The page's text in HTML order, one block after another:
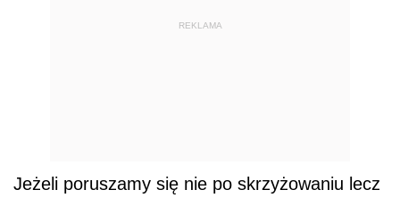
REKLAMA
Jeżeli poruszamy się nie po skrzyżowaniu lecz